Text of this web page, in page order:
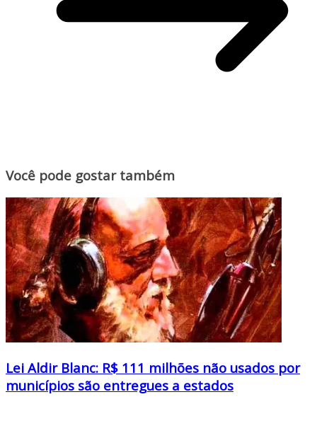
Você pode gostar também
Lei Aldir Blanc: R$ 111 milhões não usados por
municípios são entregues a estados